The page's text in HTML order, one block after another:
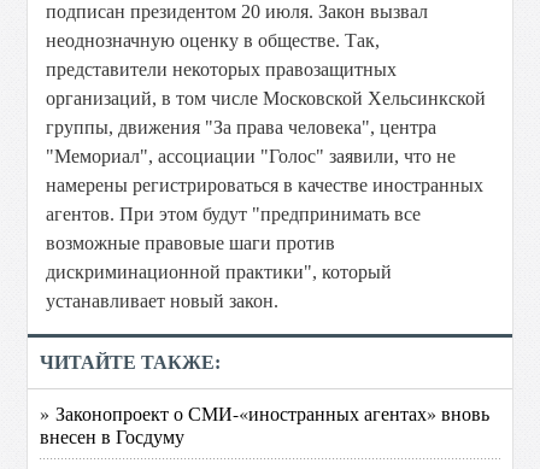
подписан президентом 20 июля. Закон вызвал
неоднозначную оценку в обществе. Так,
представители некоторых правозащитных
организаций, в том числе Московской Хельсинкской
группы, движения "За права человека", центра
"Мемориал", ассоциации "Голос" заявили, что не
намерены регистрироваться в качестве иностранных
агентов. При этом будут "предпринимать все
возможные правовые шаги против
дискриминационной практики", который
устанавливает новый закон.
ЧИТАЙТЕ ТАКЖЕ:
» Законопроект о СМИ-«иностранных агентах» вновь
внесен в Госдуму